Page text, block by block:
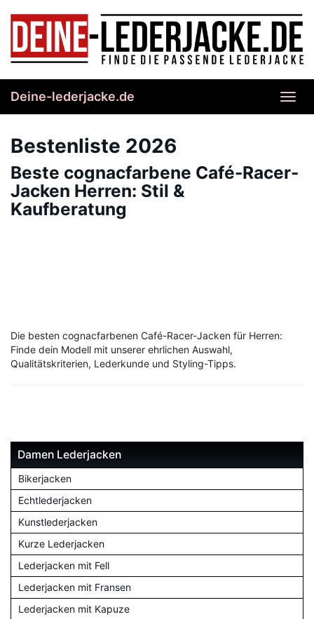
content
Deine-lederjacke.de
Bestenliste 2026
Beste cognacfarbene Café-Racer-
Jacken Herren: Stil &
Kaufberatung
Die besten cognacfarbenen Café-Racer-Jacken für Herren:
Finde dein Modell mit unserer ehrlichen Auswahl,
Qualitätskriterien, Lederkunde und Styling-Tipps.
Damen Lederjacken
Bikerjacken
Echtlederjacken
Kunstlederjacken
Kurze Lederjacken
Lederjacken mit Fell
Lederjacken mit Fransen
Lederjacken mit Kapuze